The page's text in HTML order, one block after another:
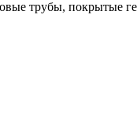
трубы, покрытые